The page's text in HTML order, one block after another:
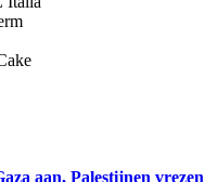
aan, Palestijnen vrezen